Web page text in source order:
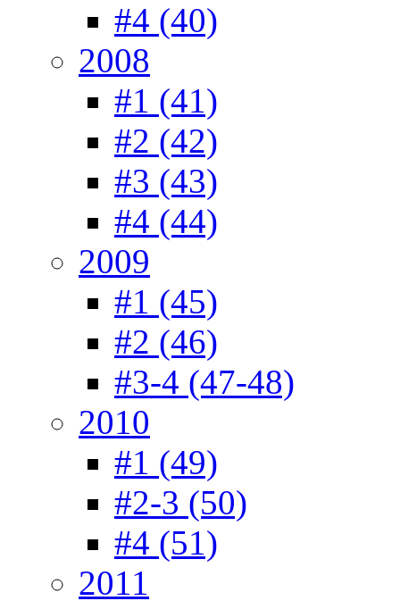
#4 (40)
2008
#1 (41)
#2 (42)
#3 (43)
#4 (44)
2009
#1 (45)
#2 (46)
#3-4 (47-48)
2010
#1 (49)
#2-3 (50)
#4 (51)
2011